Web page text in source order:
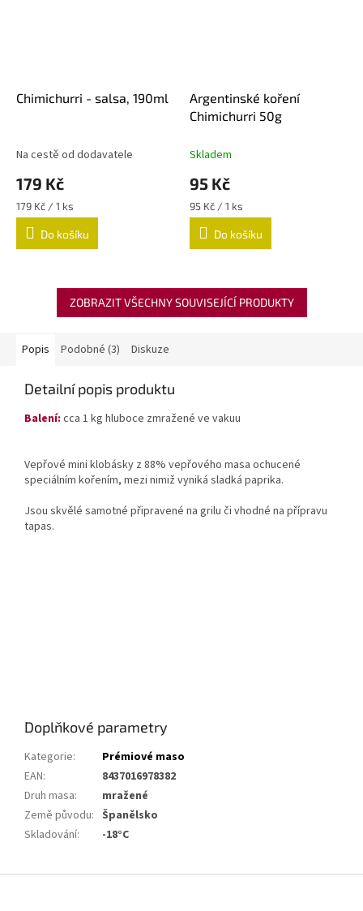
Chimichurri - salsa, 190ml
Na cestě od dodavatele
179 Kč
Měrná
cena:
179 Kč / 1 ks
Do košíku
Argentinské koření
Chimichurri 50g
Skladem
95 Kč
Měrná
cena:
95 Kč / 1 ks
Do košíku
ZOBRAZIT VŠECHNY SOUVISEJÍCÍ PRODUKTY
Popis Podobné (3) Diskuze
Detailní popis produktu
Balení: cca 1 kg hluboce zmražené ve vakuu
Vepřové mini klobásky z 88% vepřového masa ochucené
speciálním kořením, mezi nimiž vyniká sladká paprika.
Jsou skvělé samotné připravené na grilu či vhodné na přípravu
tapas.
Doplňkové parametry
Kategorie:
Prémiové maso
EAN:
8437016978382
Druh masa:
mražené
Země původu: Španělsko
Skladování: -18°C